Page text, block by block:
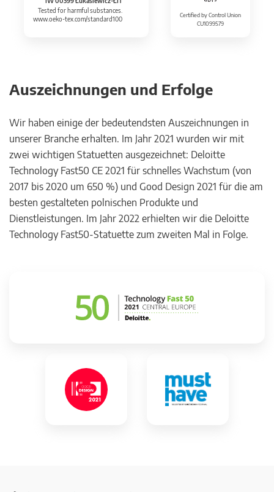
Tested for harmful substances.
www.oeko-tex.com/standard100
Certified by Control Union
CU1099579
Auszeichnungen und Erfolge
Wir haben einige der bedeutendsten Auszeichnungen in
unserer Branche erhalten. Im Jahr 2021 wurden wir mit
zwei wichtigen Statuetten ausgezeichnet: Deloitte
Technology Fast50 CE 2021 für schnelles Wachstum (von
2017 bis 2020 um 650 %) und Good Design 2021 für die am
besten gestalteten polnischen Produkte und
Dienstleistungen. Im Jahr 2022 erhielten wir die Deloitte
Technology Fast50-Statuette zum zweiten Mal in Folge.